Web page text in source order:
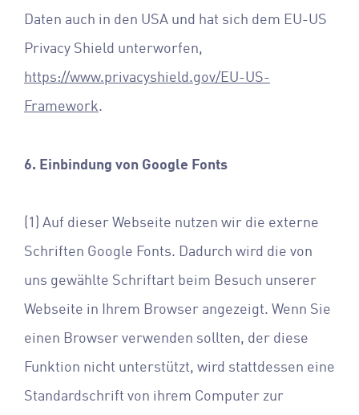
Daten auch in den USA und hat sich dem EU-US
Privacy Shield unterworfen,
https://www.privacyshield.gov/EU-US-
Framework.
6. Einbindung von Google Fonts
(1) Auf dieser Webseite nutzen wir die externe
Schriften Google Fonts. Dadurch wird die von
uns gewählte Schriftart beim Besuch unserer
Webseite in Ihrem Browser angezeigt. Wenn Sie
einen Browser verwenden sollten, der diese
Funktion nicht unterstützt, wird stattdessen eine
Standardschrift von ihrem Computer zur